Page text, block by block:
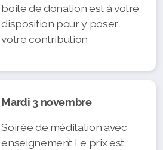
boite de donation est à votre
disposition pour y poser
votre contribution
Mardi 3 novembre
Soirée de méditation avec
enseignement Le prix est